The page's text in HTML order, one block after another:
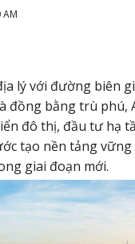
lý với đường biên
đồng bằng trù phú,
đô thị, đầu tư hạ
tạo nền tảng vững
giai đoạn mới.